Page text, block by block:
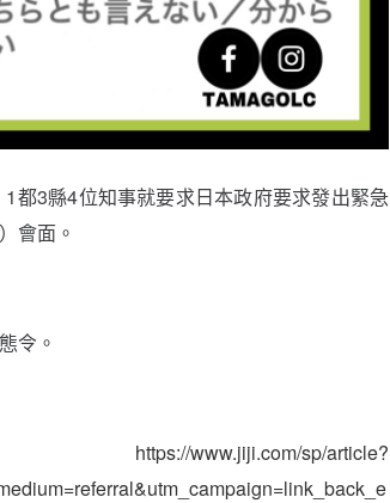
都3縣4位知事就要求日本政府要求發出緊急
會面。
令。
https://www.jiji.com/sp/article?